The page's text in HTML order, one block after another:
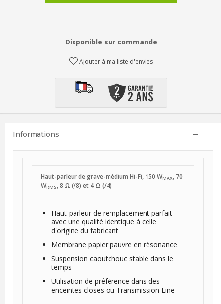
Disponible sur commande
Ajouter à ma liste d'envies
Informations
Haut-parleur de grave-médium Hi-Fi, 150 WMAX, 70
WRMS, 8 Ω (/8) et 4 Ω (/4)
Haut-parleur de remplacement parfait
avec une qualité identique à celle
d'origine du fabricant
Membrane papier pauvre en résonance
Suspension caoutchouc stable dans le
temps
Utilisation de préférence dans des
enceintes closes ou Transmission Line